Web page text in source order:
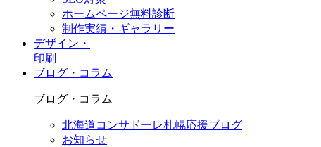
ホームページ無料診断
制作実績・ギャラリー
デザイン・
印刷
ブログ・コラム
ブログ・コラム
北海道コンサドーレ札幌応援ブログ
お知らせ